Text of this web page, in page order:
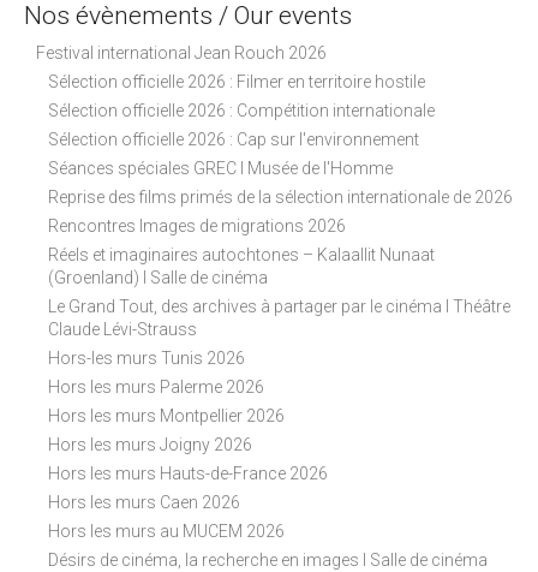
Nos évènements / Our events
Festival international Jean Rouch 2026
Sélection officielle 2026 : Filmer en territoire hostile
Sélection officielle 2026 : Compétition internationale
Sélection officielle 2026 : Cap sur l'environnement
Séances spéciales GREC I Musée de l'Homme
Reprise des films primés de la sélection internationale de 2026
Rencontres Images de migrations 2026
Réels et imaginaires autochtones – Kalaallit Nunaat
(Groenland) I Salle de cinéma
Le Grand Tout, des archives à partager par le cinéma I Théâtre
Claude Lévi-Strauss
Hors-les murs Tunis 2026
Hors les murs Palerme 2026
Hors les murs Montpellier 2026
Hors les murs Joigny 2026
Hors les murs Hauts-de-France 2026
Hors les murs Caen 2026
Hors les murs au MUCEM 2026
Désirs de cinéma, la recherche en images I Salle de cinéma